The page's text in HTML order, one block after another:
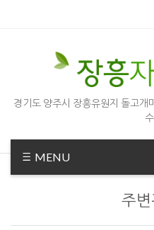
경기도 양주시 장흥유원지 돌고개
MENU
주변